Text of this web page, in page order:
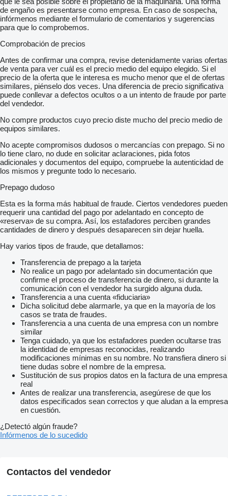
de engaño es presentarse como empresa. En caso de sospecha,
infórmenos mediante el formulario de comentarios y sugerencias
para que lo comprobemos.
Comprobación de precios
Antes de confirmar una compra, revise detenidamente varias ofertas
de venta para ver cuál es el precio medio del equipo elegido. Si el
precio de la oferta que le interesa es mucho menor que el de ofertas
similares, piénselo dos veces. Una diferencia de precio significativa
puede conllevar a defectos ocultos o a un intento de fraude por parte
del vendedor.
No compre productos cuyo precio diste mucho del precio medio de
equipos similares.
No acepte compromisos dudosos o mercancías con prepago. Si no
lo tiene claro, no dude en solicitar aclaraciones, pida fotos
adicionales y documentos del equipo, compruebe la autenticidad de
los mismos y pregunte todo lo necesario.
Prepago dudoso
Esta es la forma más habitual de fraude. Ciertos vendedores pueden
requerir una cantidad del pago por adelantado en concepto de
«reserva» de su compra. Así, los estafadores perciben grandes
cantidades de dinero y después desaparecen sin dejar huella.
Hay varios tipos de fraude, que detallamos:
Transferencia de prepago a la tarjeta
No realice un pago por adelantado sin documentación que
confirme el proceso de transferencia de dinero, si durante la
comunicación con el vendedor ha surgido alguna duda.
Transferencia a una cuenta «fiduciaria»
Dicha solicitud debe alarmarle, ya que en la mayoría de los
casos se trata de fraudes.
Transferencia a una cuenta de una empresa con un nombre
similar
Tenga cuidado, ya que los estafadores pueden ocultarse tras
la identidad de empresas reconocidas, realizando
modificaciones mínimas en su nombre. No transfiera dinero si
tiene dudas sobre el nombre de la empresa.
Sustitución de sus propios datos en la factura de una empresa
real
Antes de realizar una transferencia, asegúrese de que los
datos especificados sean correctos y que aludan a la empresa
en cuestión.
¿Detectó algún fraude?
Infórmenos de lo sucedido
Contactos del vendedor